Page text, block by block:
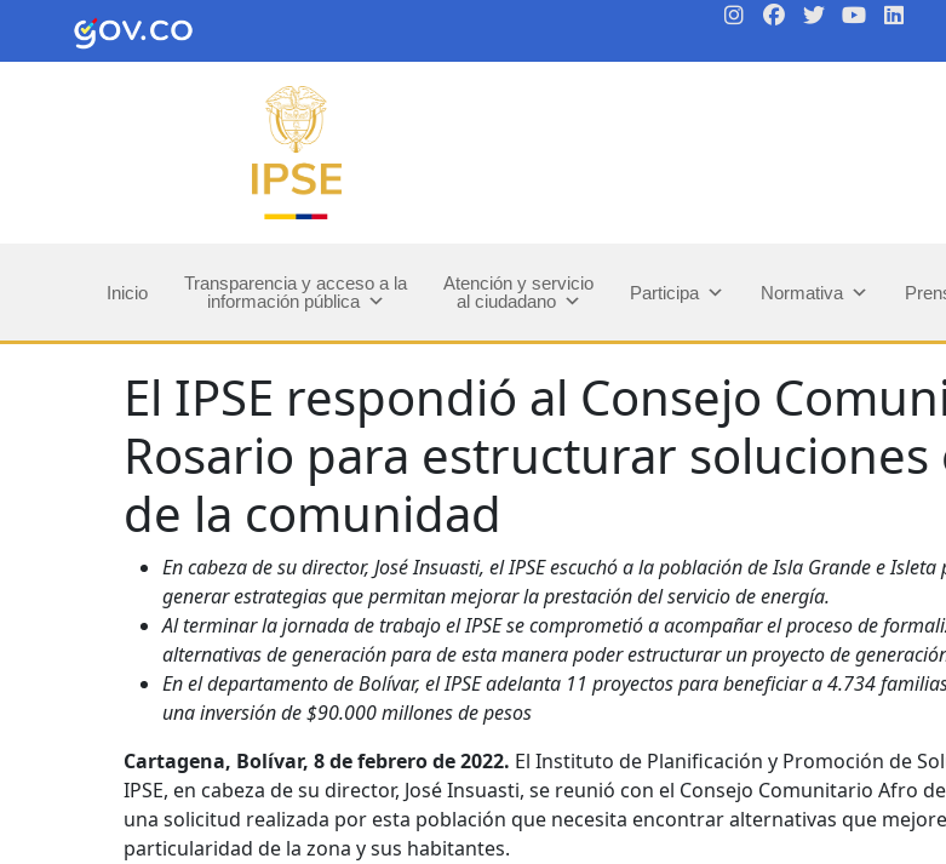
Inicio
Transparencia y acceso a la
información pública
Atención y servicio
al ciudadano
Participa Normativa
El IPSE respondió al Consejo
Rosario para estructurar
de la comunidad
En cabeza de su director, José Insuasti, el IPSE escuchó a la población de Isla Grande e
generar estrategias que permitan mejorar la prestación del servicio de energía.
Al terminar la jornada de trabajo el IPSE se comprometió a acompañar el proceso de
alternativas de generación para de esta manera poder estructurar un proyecto de
En el departamento de Bolívar, el IPSE adelanta 11 proyectos para beneficiar a 4.734
una inversión de $90.000 millones de pesos
Cartagena, Bolívar, 8 de febrero de 2022. El Instituto de Planificación y Promoción de
IPSE, en cabeza de su director, José Insuasti, se reunió con el Consejo Comunitario Afro
una solicitud realizada por esta población que necesita encontrar alternativas que
particularidad de la zona y sus habitantes.